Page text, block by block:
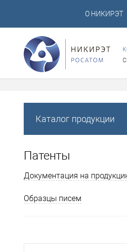
О НИКИРЭТ
Каталог продукции
Патенты
Документация на
Образцы писем